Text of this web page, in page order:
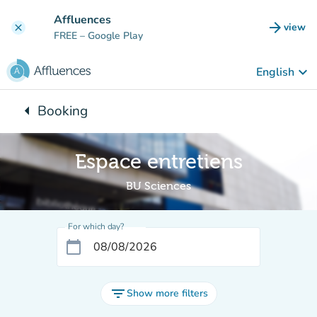
clear Affluences
FREE – Google Play arrow_forward view
(new
English keyboard_arrow_down
arrow_leftBack to:
Booking
Espace entretiens
BU Sciences
For which day?
calendar_today
filter_listShow more filters